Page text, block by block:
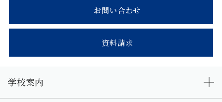
お問い合わせ
資料請求
学校案内